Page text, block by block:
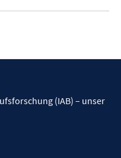
(IAB) – unser